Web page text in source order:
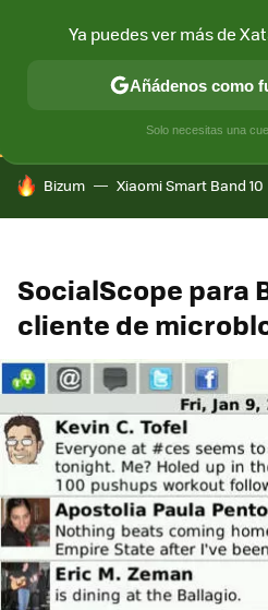
CONECTIVIDAD MÓVIL Y
HOY SE HABLA DE
Bizum Xiaomi Smart Band 10
SocialScope para
cliente de
Ya puedes ver más de
Añádenos como
Solo necesitas una